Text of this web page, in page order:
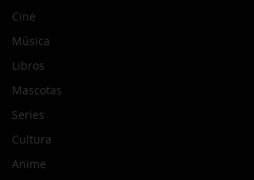
Cine
Música
Libros
Mascotas
Series
Cultura
Anime